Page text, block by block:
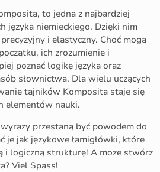
to jedna z najbardziej
języka niemieckiego. Dzięki nim
i elastyczny. Choć mogą
ich zrozumienie i
poznać logikę języka oraz
słownictwa. Dla wielu uczących
tajników Komposita staje się
elementów nauki.
przestaną być powodem do
je jak językowe łamigłówki, które
i logiczną strukturę! A moze stwórz
Viel Spass!